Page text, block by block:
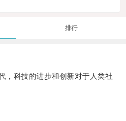
排行
科技的进步和创新对于人类社